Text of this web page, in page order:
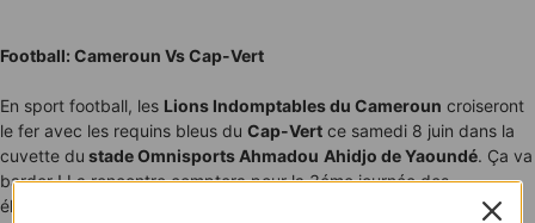
Football: Cameroun Vs Cap-Vert
En sport football, les Lions Indomptables du Cameroun croiseront
le fer avec les requins bleus du Cap-Vert ce samedi 8 juin dans la
cuvette du stade Omnisports Ahmadou Ahidjo de Yaoundé. Ça va
barder ! La rencontre comptera pour la 3éme journée des
éliminatoires de la